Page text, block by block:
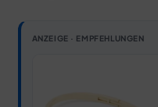
ANZEIGE · EMPFEHLUNGEN